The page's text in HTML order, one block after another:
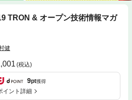
TRON & オープン技術情報マガ
健
(税込)
9pt獲得
イント詳細